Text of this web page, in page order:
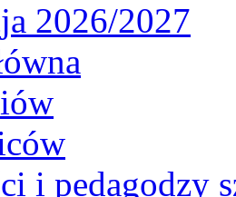
2026/2027
i pedagodzy